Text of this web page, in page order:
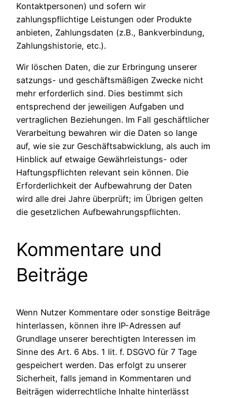
Kontaktpersonen) und sofern wir
zahlungspflichtige Leistungen oder Produkte
anbieten, Zahlungsdaten (z.B., Bankverbindung,
Zahlungshistorie, etc.).
Wir löschen Daten, die zur Erbringung unserer
satzungs- und geschäftsmäßigen Zwecke nicht
mehr erforderlich sind. Dies bestimmt sich
entsprechend der jeweiligen Aufgaben und
vertraglichen Beziehungen. Im Fall geschäftlicher
Verarbeitung bewahren wir die Daten so lange
auf, wie sie zur Geschäftsabwicklung, als auch im
Hinblick auf etwaige Gewährleistungs- oder
Haftungspflichten relevant sein können. Die
Erforderlichkeit der Aufbewahrung der Daten
wird alle drei Jahre überprüft; im Übrigen gelten
die gesetzlichen Aufbewahrungspflichten.
Kommentare und
Beiträge
Wenn Nutzer Kommentare oder sonstige Beiträge
hinterlassen, können ihre IP-Adressen auf
Grundlage unserer berechtigten Interessen im
Sinne des Art. 6 Abs. 1 lit. f. DSGVO für 7 Tage
gespeichert werden. Das erfolgt zu unserer
Sicherheit, falls jemand in Kommentaren und
Beiträgen widerrechtliche Inhalte hinterlässt